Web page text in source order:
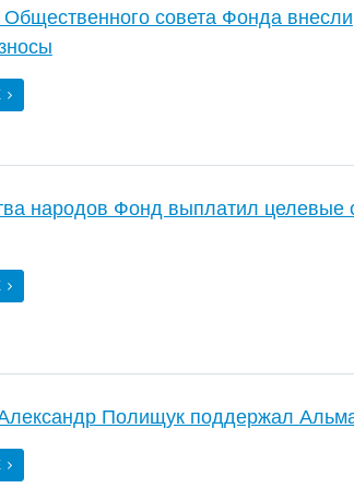
совета Фонда внесли
народов Фонд выплатил целевые
Полищук поддержал